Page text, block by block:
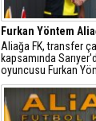
Furkan Yöntem
​Aliağa FK, transfer
kapsamında
oyuncusu Furkan
dâhil etti.